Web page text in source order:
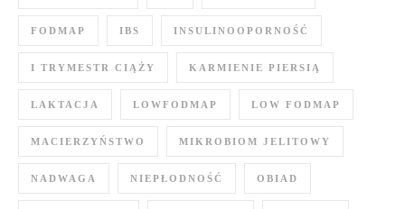
FODMAP IBS INSULINOOPORNOŚĆ
I TRYMESTR CIĄŻY KARMIENIE PIERSIĄ
LAKTACJA LOWFODMAP LOW FODMAP
MACIERZYŃSTWO MIKROBIOM JELITOWY
NADWAGA NIEPŁODNOŚĆ OBIAD